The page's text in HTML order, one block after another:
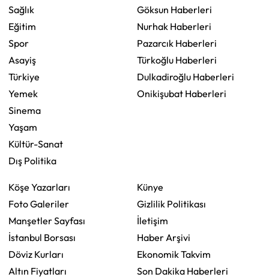
Sağlık
Eğitim
Spor
Asayiş
Türkiye
Yemek
Sinema
Yaşam
Kültür-Sanat
Dış Politika
Göksun Haberleri
Nurhak Haberleri
Pazarcık Haberleri
Türkoğlu Haberleri
Dulkadiroğlu Haberleri
Onikişubat Haberleri
Köşe Yazarları
Foto Galeriler
Manşetler Sayfası
İstanbul Borsası
Döviz Kurları
Altın Fiyatları
Künye
Gizlilik Politikası
İletişim
Haber Arşivi
Ekonomik Takvim
Son Dakika Haberleri